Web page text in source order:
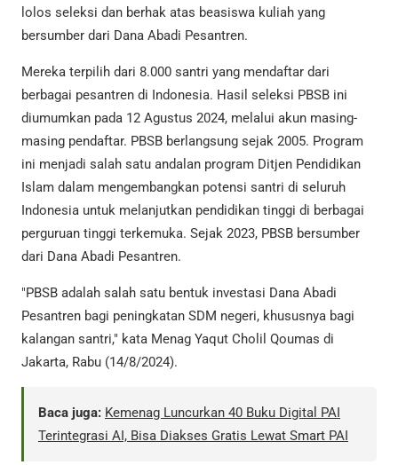
lolos seleksi dan berhak atas beasiswa kuliah yang
bersumber dari Dana Abadi Pesantren.
Mereka terpilih dari 8.000 santri yang mendaftar dari
berbagai pesantren di Indonesia. Hasil seleksi PBSB ini
diumumkan pada 12 Agustus 2024, melalui akun masing-
masing pendaftar. PBSB berlangsung sejak 2005. Program
ini menjadi salah satu andalan program Ditjen Pendidikan
Islam dalam mengembangkan potensi santri di seluruh
Indonesia untuk melanjutkan pendidikan tinggi di berbagai
perguruan tinggi terkemuka. Sejak 2023, PBSB bersumber
dari Dana Abadi Pesantren.
"PBSB adalah salah satu bentuk investasi Dana Abadi
Pesantren bagi peningkatan SDM negeri, khususnya bagi
kalangan santri," kata Menag Yaqut Cholil Qoumas di
Jakarta, Rabu (14/8/2024).
Baca juga: Kemenag Luncurkan 40 Buku Digital PAI
Terintegrasi AI, Bisa Diakses Gratis Lewat Smart PAI